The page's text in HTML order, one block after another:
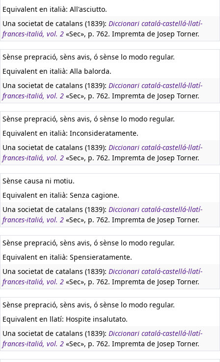
Equivalent en italià: All'asciutto.
Una societat de catalans (1839): Diccionari catalá-castellá-llatí-
frances-italiá, vol. 2 «Sec», p. 762. Impremta de Josep Torner.
Sènse prepració, sèns avis, ó sènse lo modo regular.
Equivalent en italià: Alla balorda.
Una societat de catalans (1839): Diccionari catalá-castellá-llatí-
frances-italiá, vol. 2 «Sec», p. 762. Impremta de Josep Torner.
Sènse prepració, sèns avis, ó sènse lo modo regular.
Equivalent en italià: Inconsideratamente.
Una societat de catalans (1839): Diccionari catalá-castellá-llatí-
frances-italiá, vol. 2 «Sec», p. 762. Impremta de Josep Torner.
Sènse causa ni motiu.
Equivalent en italià: Senza cagione.
Una societat de catalans (1839): Diccionari catalá-castellá-llatí-
frances-italiá, vol. 2 «Sec», p. 762. Impremta de Josep Torner.
Sènse prepració, sèns avis, ó sènse lo modo regular.
Equivalent en italià: Spensieratamente.
Una societat de catalans (1839): Diccionari catalá-castellá-llatí-
frances-italiá, vol. 2 «Sec», p. 762. Impremta de Josep Torner.
Sènse prepració, sèns avis, ó sènse lo modo regular.
Equivalent en llatí: Hospite insalutato.
Una societat de catalans (1839): Diccionari catalá-castellá-llatí-
frances-italiá, vol. 2 «Sec», p. 762. Impremta de Josep Torner.